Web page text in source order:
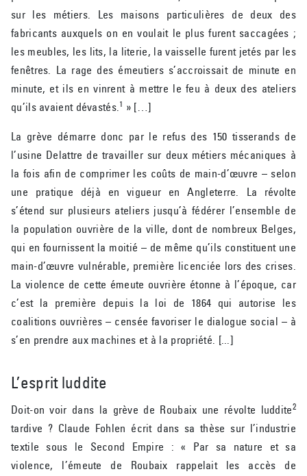
sur les métiers. Les maisons particulières de deux des
fabricants auxquels on en voulait le plus furent saccagées ;
les meubles, les lits, la literie, la vaisselle furent jetés par les
fenêtres. La rage des émeutiers s’accroissait de minute en
minute, et ils en vinrent à mettre le feu à deux des ateliers
qu’ils avaient dévastés.1 » […]
La grève démarre donc par le refus des 150 tisserands de
l’usine Delattre de travailler sur deux métiers mécaniques à
la fois afin de comprimer les coûts de main-d’œuvre – selon
une pratique déjà en vigueur en Angleterre. La révolte
s’étend sur plusieurs ateliers jusqu’à fédérer l’ensemble de
la population ouvrière de la ville, dont de nombreux Belges,
qui en fournissent la moitié – de même qu’ils constituent une
main-d’œuvre vulnérable, première licenciée lors des crises.
La violence de cette émeute ouvrière étonne à l’époque, car
c’est la première depuis la loi de 1864 qui autorise les
coalitions ouvrières – censée favoriser le dialogue social – à
s’en prendre aux machines et à la propriété. [...]
L’esprit luddite
Doit-on voir dans la grève de Roubaix une révolte luddite2
tardive ? Claude Fohlen écrit dans sa thèse sur l’industrie
textile sous le Second Empire : « Par sa nature et sa
violence, l’émeute de Roubaix rappelait les accès de